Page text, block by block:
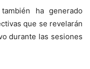
ha generado
que se revelarán
durante las sesiones